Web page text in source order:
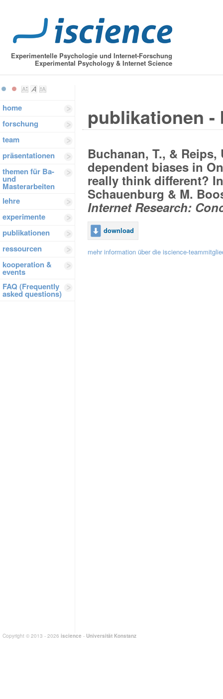
Experimentelle Psychologie und Internet-Forschung
Experimental Psychology & Internet Science
home
forschung
team
präsentationen
themen für Ba-
und
Masterarbeiten
lehre
experimente
publikationen
ressourcen
kooperation &
events
FAQ (Frequently
asked questions)
publikationen -
Buchanan, T., & Reips,
dependent biases in
really think different?
Schauenburg & M.
Internet Research:
download
mehr information über die iscience-
Copyright © 2013 - 2026 iscience - Universität Konstanz